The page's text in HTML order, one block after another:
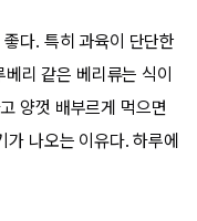
다. 특히 과육이 단단한
리 같은 베리류는 식이
양껏 배부르게 먹으면
가 나오는 이유다. 하루에